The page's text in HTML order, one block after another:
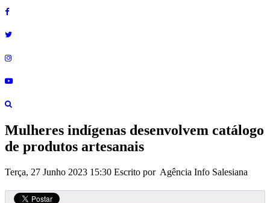
Mulheres indígenas desenvolvem catálogo
de produtos artesanais
Terça, 27 Junho 2023 15:30 Escrito por Agência Info Salesiana